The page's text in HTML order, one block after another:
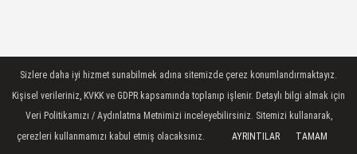
Sizlere daha iyi hizmet sunabilmek adına sitemizde çerez konumlandırmaktayız.
Kişisel verileriniz, KVKK ve GDPR kapsamında toplanıp işlenir. Detaylı bilgi almak için
Veri Politikamızı / Aydınlatma Metnimizi inceleyebilirsiniz. Sitemizi kullanarak,
çerezleri kullanmamızı kabul etmiş olacaksınız.
AYRINTILAR TAMAM